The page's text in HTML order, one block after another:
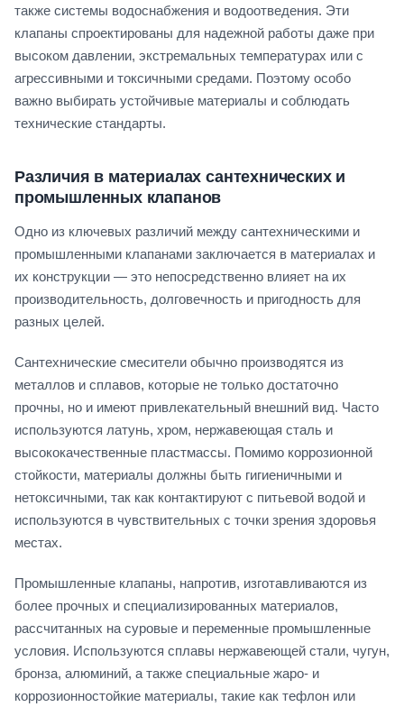
также системы водоснабжения и водоотведения. Эти
клапаны спроектированы для надежной работы даже при
высоком давлении, экстремальных температурах или с
агрессивными и токсичными средами. Поэтому особо
важно выбирать устойчивые материалы и соблюдать
технические стандарты.
Различия в материалах сантехнических и
промышленных клапанов
Одно из ключевых различий между сантехническими и
промышленными клапанами заключается в материалах и
их конструкции — это непосредственно влияет на их
производительность, долговечность и пригодность для
разных целей.
Сантехнические смесители обычно производятся из
металлов и сплавов, которые не только достаточно
прочны, но и имеют привлекательный внешний вид. Часто
используются латунь, хром, нержавеющая сталь и
высококачественные пластмассы. Помимо коррозионной
стойкости, материалы должны быть гигиеничными и
нетоксичными, так как контактируют с питьевой водой и
используются в чувствительных с точки зрения здоровья
местах.
Промышленные клапаны, напротив, изготавливаются из
более прочных и специализированных материалов,
рассчитанных на суровые и переменные промышленные
условия. Используются сплавы нержавеющей стали, чугун,
бронза, алюминий, а также специальные жаро- и
коррозионностойкие материалы, такие как тефлон или